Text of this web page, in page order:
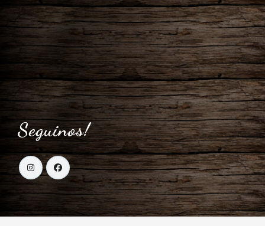
Seguinos!